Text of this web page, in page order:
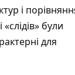
і
були
для